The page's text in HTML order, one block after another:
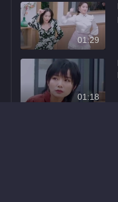
01:29
01:18